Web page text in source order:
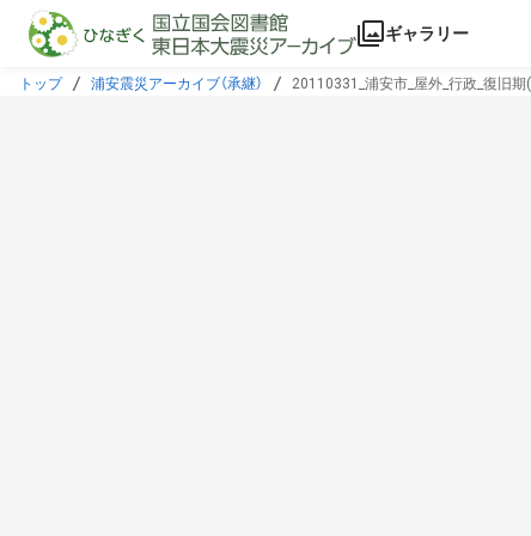
本文に飛ぶ
ギャラリー
トップ 浦安震災アーカイブ（承継） 20110331_浦安市_屋外_行政_復旧